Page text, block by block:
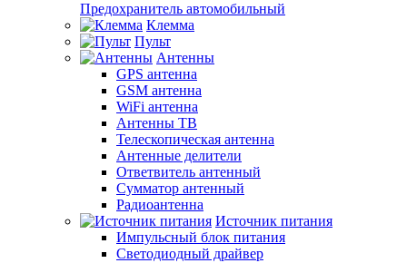
Предохранитель автомобильный
Клемма
Пульт
Антенны
GPS антенна
GSM антенна
WiFi антенна
Антенны ТВ
Телескопическая антенна
Антенные делители
Ответвитель антенный
Сумматор антенный
Радиоантенна
Источник питания
Импульсный блок питания
Светодиодный драйвер